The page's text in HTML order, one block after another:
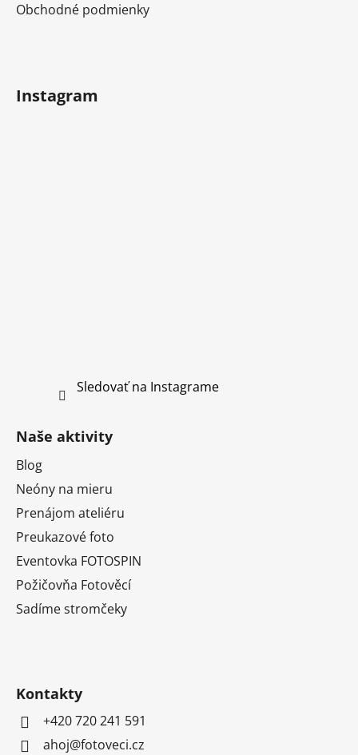
Obchodné podmienky
Instagram
Sledovať na Instagrame
Naše aktivity
Blog
Neóny na mieru
Prenájom ateliéru
Preukazové foto
Eventovka FOTOSPIN
Požičovňa Fotověcí
Sadíme stromčeky
Kontakty
+420 720 241 591
ahoj@fotoveci.cz